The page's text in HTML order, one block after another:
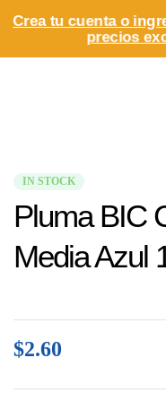
Crea tu cuenta o
precios
IN STOCK
Pluma BIC
Media Azul
$2.60